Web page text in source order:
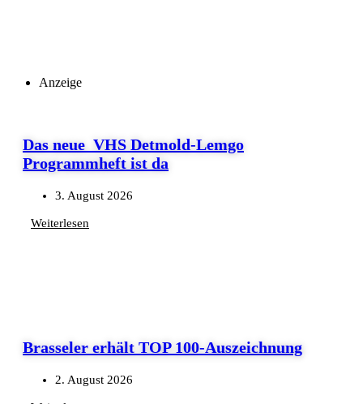
Anzeige
Das neue VHS Detmold-Lemgo
Programmheft ist da
3. August 2026
Weiterlesen
Brasseler erhält TOP 100-Auszeichnung
2. August 2026